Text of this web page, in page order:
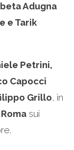
Adugna
e Tarik
Petrini,
Capocci
Grillo, in
Roma sui